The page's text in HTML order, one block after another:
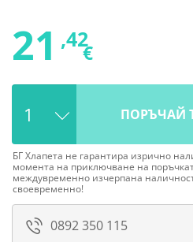
21 ,42
€
ПОРЪЧАЙ
БГ Хлапета не гарантира изрично
момента на приключване на
междувременно изчерпана
своевременно!
0892 350 115